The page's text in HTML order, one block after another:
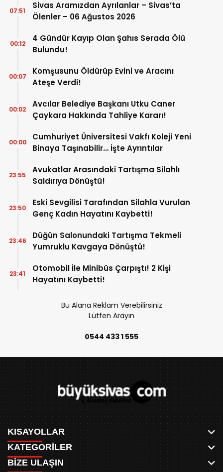
Sivas Aramızdan Ayrılanlar – Sivas’ta
Ölenler – 06 Ağustos 2026
07:51
4 Gündür Kayıp Olan Şahıs Serada Ölü
Bulundu!
00:12
Komşusunu Öldürüp Evini ve Aracını
Ateşe Verdi!
00:07
Avcılar Belediye Başkanı Utku Caner
Çaykara Hakkında Tahliye Kararı!
00:02
Cumhuriyet Üniversitesi Vakfı Koleji Yeni
Binaya Taşınabilir… İşte Ayrıntılar
00:00
Avukatlar Arasındaki Tartışma Silahlı
Saldırıya Dönüştü!
23:55
Eski Sevgilisi Tarafından Silahla Vurulan
Genç Kadın Hayatını Kaybetti!
23:50
Düğün Salonundaki Tartışma Tekmeli
Yumruklu Kavgaya Dönüştü!
23:46
Otomobil İle Minibüs Çarpıştı! 2 Kişi
Hayatını Kaybetti!
23:41
Bu Alana Reklam Verebilirsiniz
Lütfen Arayın
0544 433 1 555
KISAYOLLAR
ANASAYFA
AKSU CANLI
KATEGORİLER
BİZE ULAŞIN